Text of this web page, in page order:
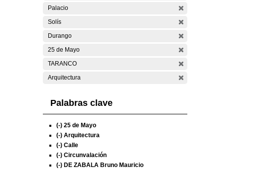
Palacio
Solís
Durango
25 de Mayo
TARANCO
Arquitectura
Palabras clave
(-) 25 de Mayo
(-) Arquitectura
(-) Calle
(-) Circunvalación
(-) DE ZABALA Bruno Mauricio